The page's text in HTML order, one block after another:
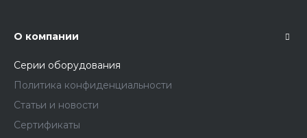
О компании
Серии оборудования
Политика конфиденциальности
Статьи и новости
Сертификаты